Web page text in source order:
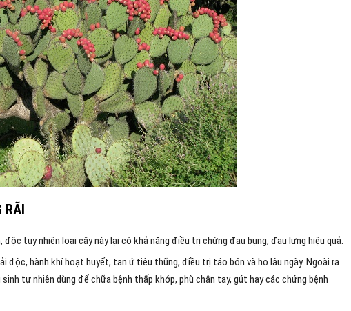
RÃI
tuy nhiên loại cây này lại có khả năng điều trị chứng đau bụng, đau lưng hiệu quả.
độc, hành khí hoạt huyết, tan ứ tiêu thũng, điều trị táo bón và ho lâu ngày. Ngoài ra
tự nhiên dùng để chữa bệnh thấp khớp, phù chân tay, gút hay các chứng bệnh